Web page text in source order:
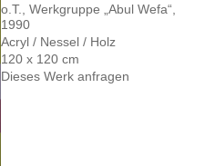
o.T., Werkgruppe „Abul Wefa“,
1990
Acryl / Nessel / Holz
120 x 120 cm
Dieses Werk anfragen